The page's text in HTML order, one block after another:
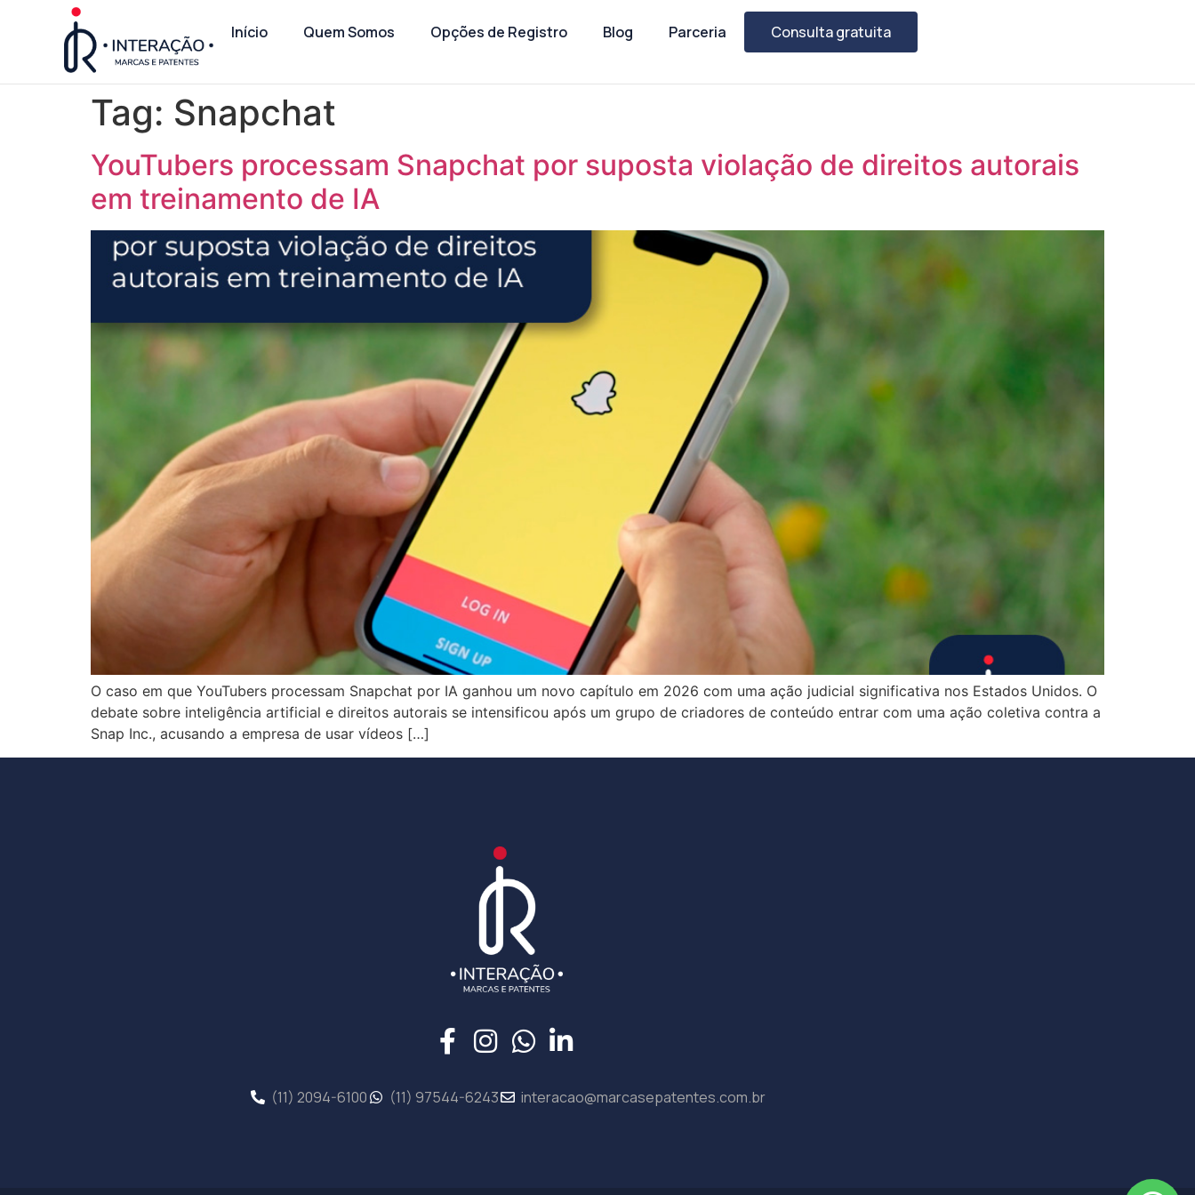
Início Quem Somos Opções de Registro Blog Parceria Consulta gratuita
Tag: Snapchat
YouTubers processam Snapchat por suposta violação de direitos autorais
em treinamento de IA
O caso em que YouTubers processam Snapchat por IA ganhou um novo capítulo em 2026 com uma ação judicial significativa nos Estados Unidos. O
debate sobre inteligência artificial e direitos autorais se intensificou após um grupo de criadores de conteúdo entrar com uma ação coletiva contra a
Snap Inc., acusando a empresa de usar vídeos […]
(11) 2094-6100 (11) 97544-6243 interacao@marcasepatentes.com.br